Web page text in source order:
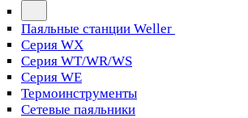
Паяльные станции Weller
Серия WX
Серия WT/WR/WS
Серия WE
Термоинструменты
Сетевые паяльники